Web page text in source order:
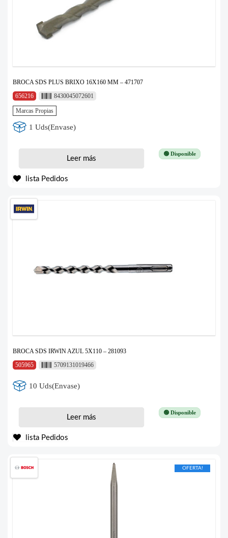
BROCA SDS PLUS BRIXO 16X160 MM – 471707
656216
8430045072601
Marcas Propias
1 Uds(Envase)
🟢 Disponible
Leer más
lista Pedidos
BROCA SDS IRWIN AZUL 5X110 – 281093
505965
5709131019466
10 Uds(Envase)
🟢 Disponible
Leer más
lista Pedidos
OFERTA!